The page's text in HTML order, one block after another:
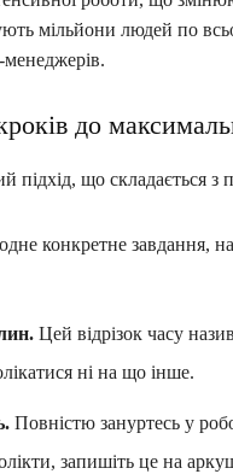
мільйони людей по
менеджерів.
до
підхід, що складається з
конкретне завдання,
Цей відрізок часу
ні на що інше.
Повністю зануртесь у
запишіть це на